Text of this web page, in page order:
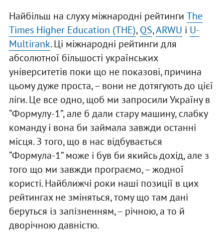
Найбільш на слуху міжнародні рейтинги The
Times Higher Education (THE),QS,ARWU і U-
Multirank. Ці міжнародні рейтинги для
абсолютної більшості українських
університетів поки що не показові, причина
цьому дуже проста, – вони не дотягують до цієї
ліги. Це все одно, щоб ми запросили Україну в
“Формулу-1”, але б дали стару машину, слабку
команду і вона би займала завжди останні
місця. З того, що в нас відбувається
“Формула-1” може і був би якийсь дохід, але з
того що ми завжди програємо, – жодної
користі. Найближчі роки наші позиції в цих
рейтингах не зміняться, тому що там дані
беруться із запізненням, – річною, а то й
дворічною давністю.